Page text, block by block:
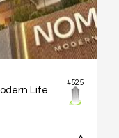
#525
Life